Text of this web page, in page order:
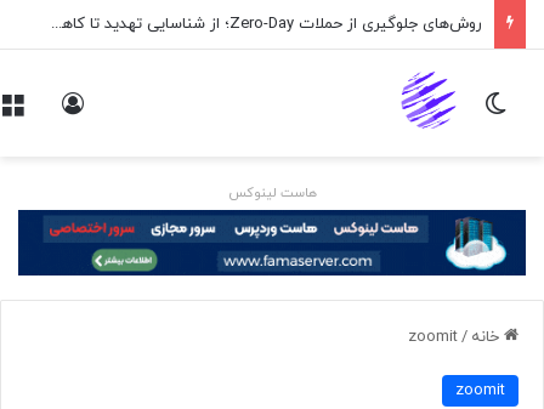
روش‌های جلوگیری از حملات Zero-Day؛ از شناسایی تهدید تا کاهش ریسک
تغییر پوسته
هاست لینوکس
خانه /
zoomit
zoomit